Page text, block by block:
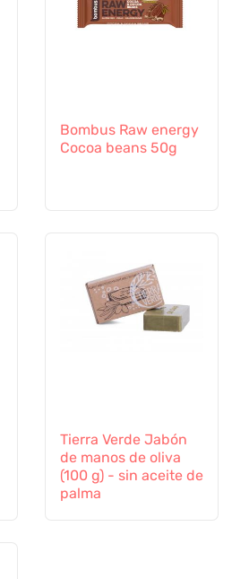
Bombus Raw energy
Cocoa beans 50g
Tierra Verde Jabón
de manos de oliva
(100 g) - sin aceite de
palma